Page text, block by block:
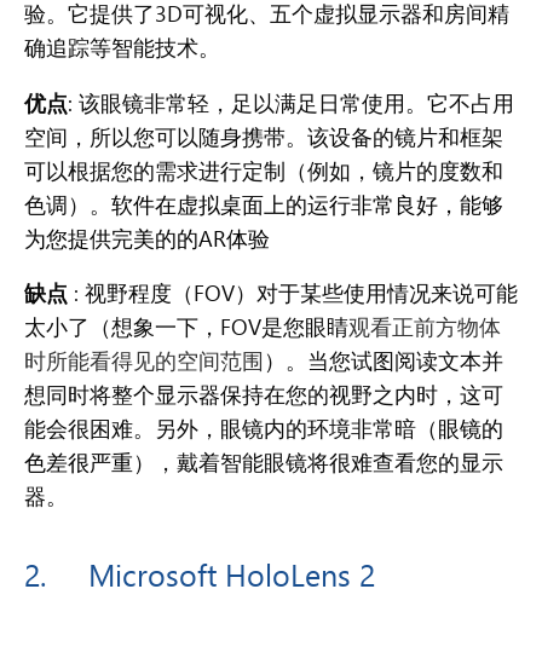
验。它提供了3D可视化、五个虚拟显示器和房间精
确追踪等智能技术。
优点: 该眼镜非常轻，足以满足日常使用。它不占用
空间，所以您可以随身携带。该设备的镜片和框架
可以根据您的需求进行定制（例如，镜片的度数和
色调）。 软件在虚拟桌面上的运行非常良好，能够
为您提供完美的的AR体验
缺点 : 视野程度（FOV）对于某些使用情况来说可能
太小了（想象一下，FOV是您眼睛观看正前方物体
时所能看得见的空间范围 ）。当您试图阅读文本并
想同时将整个显示器保持在您的视野之内时，这可
能会很困难。另外，眼镜内的环境非常暗（眼镜的
色差很严重），戴着智能眼镜将很难查看您的显示
器。
2. Microsoft HoloLens 2